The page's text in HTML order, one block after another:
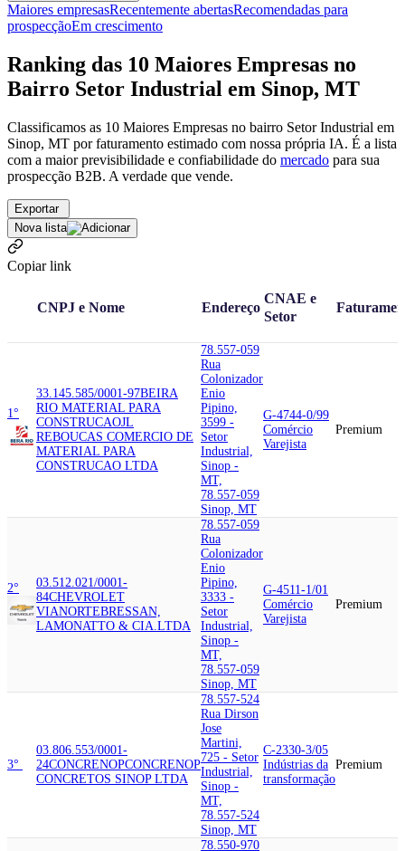
Maiores empresasRecentemente abertasRecomendadas para
prospecçãoEm crescimento
Ranking das 10 Maiores Empresas no
Bairro Setor Industrial em Sinop, MT
Classificamos as 10 Maiores Empresas no bairro Setor Industrial em
Sinop, MT por faturamento estimado com nossa própria IA. É a lista
com a maior previsibilidade e confiabilidade do mercado para sua
prospecção B2B. A verdade que vende.
Exportar
Nova lista
Copiar link
CNPJ e Nome Endereço
CNAE e
Setor
1°
33.145.585/0001-97BEIRA
RIO MATERIAL PARA
CONSTRUCAOJL
REBOUCAS COMERCIO DE
MATERIAL PARA
CONSTRUCAO LTDA
78.557-059
Rua
Colonizador
Enio
Pipino,
3599 -
Setor
Industrial,
Sinop -
MT,
78.557-059
Sinop, MT
G-4744-0/99
Comércio
Varejista
Premium
2°
03.512.021/0001-
84CHEVROLET
VIANORTEBRESSAN,
LAMONATTO & CIA.LTDA
78.557-059
Rua
Colonizador
Enio
Pipino,
3333 -
Setor
Industrial,
Sinop -
MT,
78.557-059
Sinop, MT
G-4511-1/01
Comércio
Varejista
Premium
3°
03.806.553/0001-
24CONCRENOPCONCRENOP
CONCRETOS SINOP LTDA
78.557-524
Rua Dirson
Jose
Martini,
725 - Setor
Industrial,
Sinop -
MT,
78.557-524
Sinop, MT
C-2330-3/05
Indústrias da
transformação
Premium
78.550-970